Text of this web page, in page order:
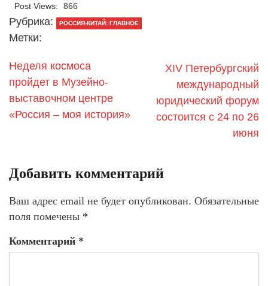
Post Views: 866
Рубрика: РОССИЯ-КИТАЙ: ГЛАВНОЕ
Метки:
Неделя космоса
пройдет в Музейно-
выставочном центре
«Россия – моя история»
XIV Петербургский
международный
юридический форум
состоится с 24 по 26
июня
Добавить комментарий
Ваш адрес email не будет опубликован. Обязательные
поля помечены *
Комментарий *